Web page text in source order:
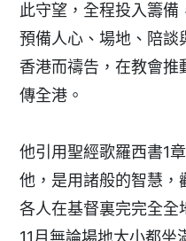
此守望，全程投入籌
預備人心、場地、陪談
香港而禱告，在教會推
傳全港。
他引用聖經歌羅西書1
他，是用諸般的智慧，
各人在基督裏完完全全
11月無論場地大小都坐